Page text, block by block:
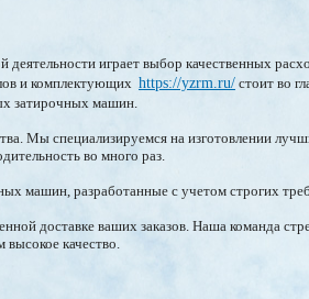
играет выбор качественных
и комплектующих https://yzrm.ru/ стоит во
затирочных машин.
Мы специализируемся на изготовлении
во много раз.
машин, разработанные с учетом строгих
доставке ваших заказов. Наша команда
качество.